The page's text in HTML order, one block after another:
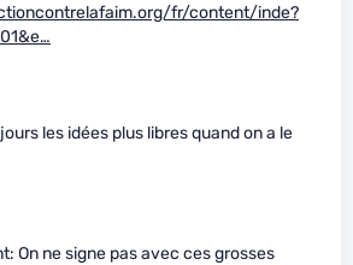
fr/content/inde?
les idées plus libres quand on a le
On ne signe pas avec ces grosses